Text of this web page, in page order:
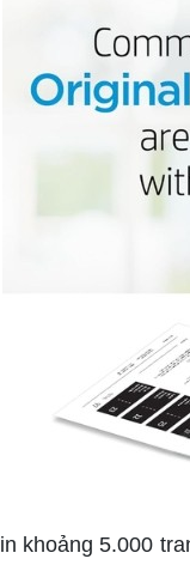
khoảng 5.000